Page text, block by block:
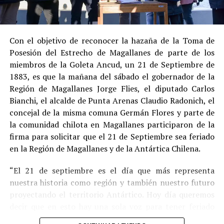
Estas circunstancias jurídicas, sumadas al
procedimiento abreviado, redujeron la posibilidad de un
cumplimiento efectivo en recinto penitenciario.
Indemnización a la víctima y nueva investigación
por ocultamiento de bienes
En el ámbito civil, elJuzgado de Letras de Castrodictó
enseptiembre de 2023una sentencia que obliga a
Pedro Montecinos apagar una indemnización total de
$120 millonespor concepto de daño moral:
$80 millonesa favor de la víctima.
$40 millonesa favor de su madre.
Sin embargo, la Fiscalía abrió una nueva línea
Con el objetivo de reconocer la hazaña de la Toma de
Posesión del Estrecho de Magallanes de parte de los
miembros de la Goleta Ancud, un 21 de Septiembre de
1883, es que la mañana del sábado el gobernador de la
Región de Magallanes Jorge Flies, el diputado Carlos
Bianchi, el alcalde de Punta Arenas Claudio Radonich, el
concejal de la misma comuna Germán Flores y parte de
la comunidad chilota en Magallanes participaron de la
firma para solicitar que el 21 de Septiembre sea feriado
en la Región de Magallanes y de la Antártica Chilena.
“El 21 de septiembre es el día que más representa
nuestra historia como región y también nuestro futuro
proyectando el territorio Antártico. Hoy día queremos
este día por los primeros chilotes que llegaron en la